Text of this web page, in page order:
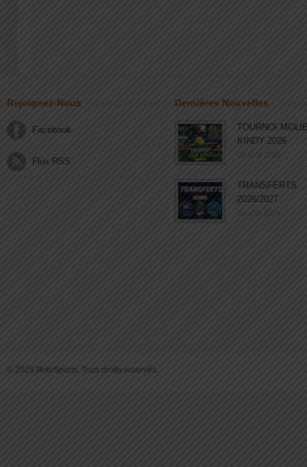
Rejoignez-Nous
Facebook
Flux RSS
Dernières Nouvelles
TOURNOI
KINDY 2026
03 août 2026
TRANSFERTS
2026/2027
03 août 2026
© 2026 BraySports. Tous droits reservés.